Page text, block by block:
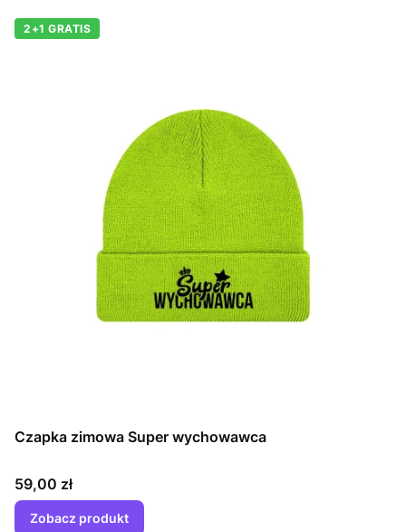
2+1 GRATIS
Czapka zimowa Super wychowawca
Cena
59,00 zł
Zobacz produkt